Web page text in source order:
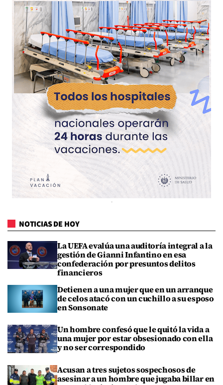
NOTICIAS DE HOY
La UEFA evalúa una auditoría integral a la
gestión de Gianni Infantino en esa
confederación por presuntos delitos
financieros
Detienen a una mujer que en un arranque
de celos atacó con un cuchillo a su esposo
en Sonsonate
Un hombre confesó que le quitó la vida a
una mujer por estar obsesionado con ella
y no ser correspondido
Acusan a tres sujetos sospechosos de
asesinar a un hombre que jugaba billar en